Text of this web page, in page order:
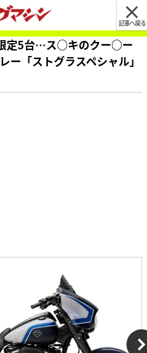
記事へ戻る
定5台…ス○キのクー○ー
ー「ストグラスペシャル」